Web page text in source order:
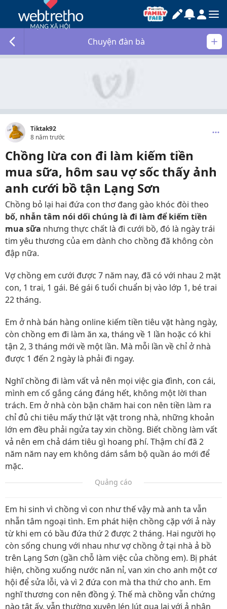
Chuyện đàn bà
Tiktak92
8 năm trước
Chồng lừa con đi làm kiếm tiền
mua sữa, hôm sau vợ sốc thấy ảnh
anh cưới bồ tận Lạng Sơn
Chồng bỏ lại hai đứa con thơ đang gào khóc đòi theo
bố, nhẫn tâm nói dối chúng là đi làm để kiếm tiền
mua sữa nhưng thực chất là đi cưới bồ, đó là ngày trái
tim yêu thương của em dành cho chồng đã không còn
đập nữa.
Vợ chồng em cưới được 7 năm nay, đã có với nhau 2 mặt
con, 1 trai, 1 gái. Bé gái 6 tuổi chuẩn bị vào lớp 1, bé trai
22 tháng.
Em ở nhà bán hàng online kiếm tiền tiêu vặt hàng ngày,
còn chồng em đi làm ăn xa, tháng về 1 lần hoặc có khi
tận 2, 3 tháng mới về một lần. Mà mỗi lần về chỉ ở nhà
được 1 đến 2 ngày là phải đi ngay.
Nghĩ chồng đi làm vất vả nên mọi việc gia đình, con cái,
mình em cố gắng cáng đáng hết, không một lời than
trách. Em ở nhà còn bận chăm hai con nên tiền làm ra
chỉ đủ chi tiêu mấy thứ lặt vặt trong nhà, những khoản
lớn em đều phải ngửa tay xin chồng. Biết chồng làm vất
vả nên em chả dám tiêu gì hoang phí. Thậm chí đã 2
năm năm nay em không dám sắm bộ quần áo mới để
mặc.
Quảng cáo
Em hi sinh vì chồng vì con như thế vậy mà anh ta vẫn
nhẫn tâm ngoại tình. Em phát hiện chồng cặp với ả này
từ khi em có bầu đứa thứ 2 được 2 tháng. Hai người họ
còn sống chung với nhau như vợ chồng ở tại nhà ả bồ
trên Lạng Sơn (gần chỗ làm việc của chồng em). Bị phát
hiện, chồng xuống nước năn nỉ, van xin cho anh một cơ
hội để sửa lỗi, và vì 2 đứa con mà tha thứ cho anh. Em
nghĩ thương con nên đồng ý. Thế mà chồng vẫn chứng
nào tật ấy, vẫn thường xuyên lén lút qua lại với ả nhân